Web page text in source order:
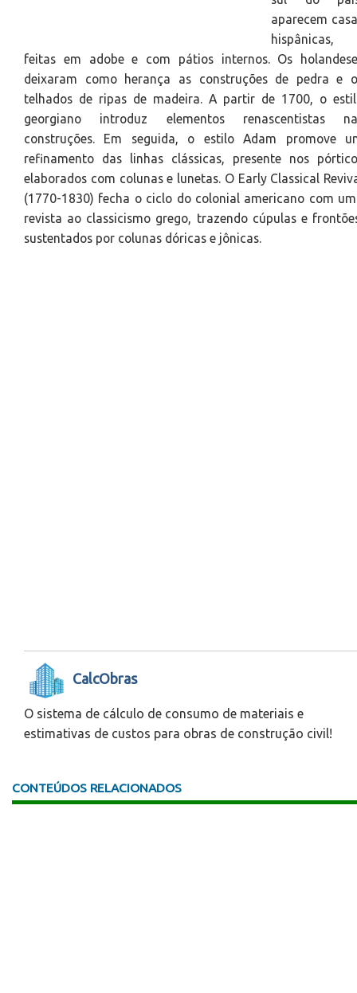
aparecem
hispânicas,
feitas em adobe e com pátios internos. Os
deixaram como herança as construções de pedra e
telhados de ripas de madeira. A partir de 1700, o
georgiano introduz elementos renascentistas
construções. Em seguida, o estilo Adam promove
refinamento das linhas clássicas, presente nos
elaborados com colunas e lunetas. O Early Classical
(1770-1830) fecha o ciclo do colonial americano com
revista ao classicismo grego, trazendo cúpulas e
sustentados por colunas dóricas e jônicas.
CalcObras
O sistema de cálculo de consumo de materiais e
estimativas de custos para obras de construção civil!
CONTEÚDOS RELACIONADOS